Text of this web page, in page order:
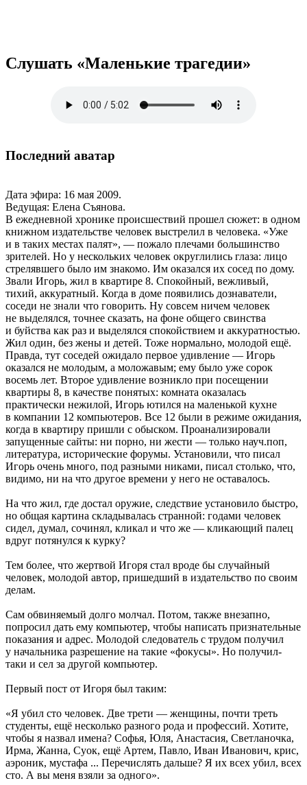
Слушать «Маленькие трагедии»
Последний аватар
Дата эфира: 16 мая 2009.
Ведущая: Елена Съянова.
В ежедневной хронике происшествий прошел сюжет: в одном
книжном издательстве человек выстрелил в человека. «Уже
и в таких местах палят», — пожало плечами большинство
зрителей. Но у нескольких человек округлились глаза: лицо
стрелявшего было им знакомо. Им оказался их сосед по дому.
Звали Игорь, жил в квартире 8. Спокойный, вежливый,
тихий, аккуратный. Когда в доме появились дознаватели,
соседи не знали что говорить. Ну совсем ничем человек
не выделялся, точнее сказать, на фоне общего свинства
и буйства как раз и выделялся спокойствием и аккуратностью.
Жил один, без жены и детей. Тоже нормально, молодой ещё.
Правда, тут соседей ожидало первое удивление — Игорь
оказался не молодым, а моложавым; ему было уже сорок
восемь лет. Второе удивление возникло при посещении
квартиры 8, в качестве понятых: комната оказалась
практически нежилой, Игорь ютился на маленькой кухне
в компании 12 компьютеров. Все 12 были в режиме ожидания,
когда в квартиру пришли с обыском. Проанализировали
запущенные сайты: ни порно, ни жести — только науч.поп,
литература, исторические форумы. Установили, что писал
Игорь очень много, под разными никами, писал столько, что,
видимо, ни на что другое времени у него не оставалось.
На что жил, где достал оружие, следствие установило быстро,
но общая картина складывалась странной: годами человек
сидел, думал, сочинял, кликал и что же — кликающий палец
вдруг потянулся к курку?
Тем более, что жертвой Игоря стал вроде бы случайный
человек, молодой автор, пришедший в издательство по своим
делам.
Сам обвиняемый долго молчал. Потом, также внезапно,
попросил дать ему компьютер, чтобы написать признательные
показания и адрес. Молодой следователь с трудом получил
у начальника разрешение на такие «фокусы». Но получил-
таки и сел за другой компьютер.
Первый пост от Игоря был таким:
«Я убил сто человек. Две трети — женщины, почти треть
студенты, ещё несколько разного рода и профессий. Хотите,
чтобы я назвал имена? Софья, Юля, Анастасия, Светланочка,
Ирма, Жанна, Суок, ещё Артем, Павло, Иван Иванович, крис,
аэроник, мустафа ... Перечислять дальше? Я их всех убил, всех
сто. А вы меня взяли за одного».